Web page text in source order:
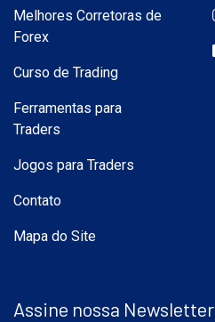
Melhores Corretoras de
Forex
Curso de Trading
Ferramentas para
Traders
Jogos para Traders
Contato
Mapa do Site
Assine nossa Newsletter